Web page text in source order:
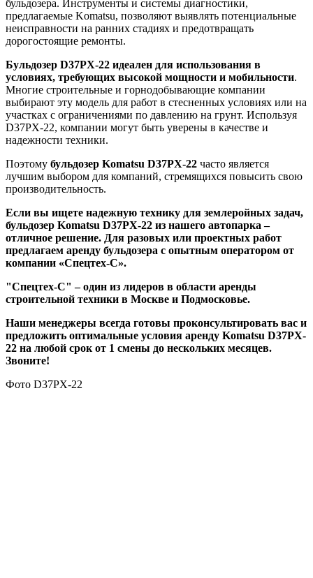
бульдозера. Инструменты и системы диагностики,
предлагаемые Komatsu, позволяют выявлять потенциальные
неисправности на ранних стадиях и предотвращать
дорогостоящие ремонты.
Бульдозер D37PX-22 идеален для использования в
условиях, требующих высокой мощности и мобильности.
Многие строительные и горнодобывающие компании
выбирают эту модель для работ в стесненных условиях или на
участках с ограничениями по давлению на грунт. Используя
D37PX-22, компании могут быть уверены в качестве и
надежности техники.
Поэтому бульдозер Komatsu D37PX-22 часто является
лучшим выбором для компаний, стремящихся повысить свою
производительность.
Если вы ищете надежную технику для землеройных задач,
бульдозер Komatsu D37PX-22 из нашего автопарка –
отличное решение. Для разовых или проектных работ
предлагаем аренду бульдозера с опытным оператором от
компании «Спецтех-С».
"Спецтех-С" – один из лидеров в области аренды
строительной техники в Москве и Подмосковье.
Наши менеджеры всегда готовы проконсультировать вас и
предложить оптимальные условия аренду Komatsu D37PX-
22 на любой срок от 1 смены до нескольких месяцев.
Звоните!
Фото D37PX-22